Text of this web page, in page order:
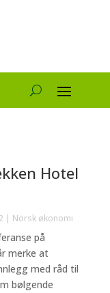
Hotel
| Norsk økonomi
på
merke at
med råd til
bølgende